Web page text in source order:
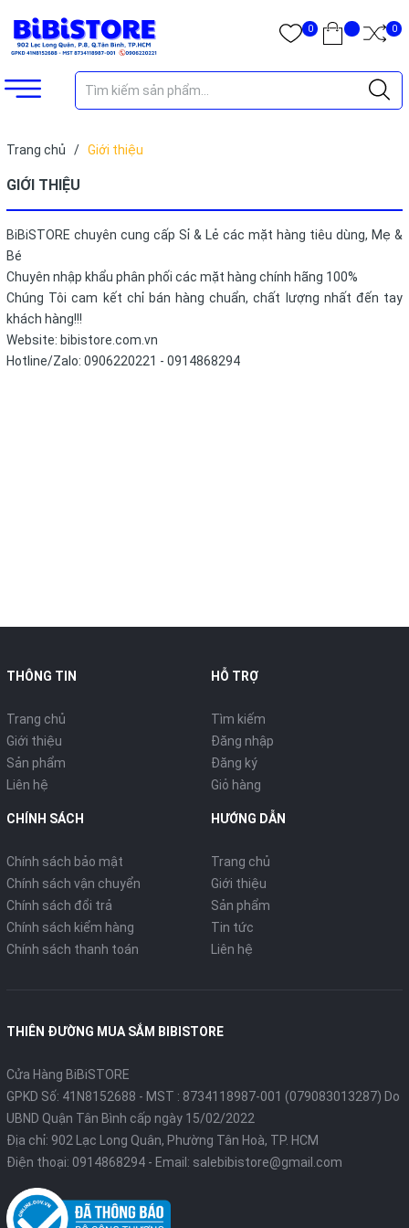
0 0
Trang chủ / Giới thiệu
GIỚI THIỆU
BiBiSTORE chuyên cung cấp Sỉ & Lẻ các mặt hàng tiêu dùng, Mẹ &
Bé
Chuyên nhập khẩu phân phối các mặt hàng chính hãng 100%
Chúng Tôi cam kết chỉ bán hàng chuẩn, chất lượng nhất đến tay
khách hàng!!!
Website: bibistore.com.vn
Hotline/Zalo: 0906220221 - 0914868294
THÔNG TIN
Trang chủ
Giới thiệu
Sản phẩm
Liên hệ
HỖ TRỢ
Tìm kiếm
Đăng nhập
Đăng ký
Giỏ hàng
CHÍNH SÁCH
Chính sách bảo mật
Chính sách vận chuyển
Chính sách đổi trả
Chính sách kiểm hàng
Chính sách thanh toán
HƯỚNG DẪN
Trang chủ
Giới thiệu
Sản phẩm
Tin tức
Liên hệ
THIÊN ĐƯỜNG MUA SẮM BIBISTORE
Cửa Hàng BiBiSTORE
GPKD Số: 41N8152688 - MST : 8734118987-001 (079083013287) Do
UBND Quận Tân Bình cấp ngày 15/02/2022
Địa chỉ: 902 Lạc Long Quân, Phường Tân Hoà, TP. HCM
Điện thoại: 0914868294 - Email: salebibistore@gmail.com